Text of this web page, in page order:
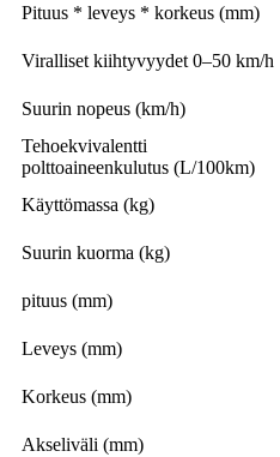
Pituus * leveys * korkeus (mm)
Viralliset kiihtyvyydet 0–50 km/h
Suurin nopeus (km/h)
Tehoekvivalentti
polttoaineenkulutus (L/100km)
Käyttömassa (kg)
Suurin kuorma (kg)
pituus (mm)
Leveys (mm)
Korkeus (mm)
Akseliväli (mm)